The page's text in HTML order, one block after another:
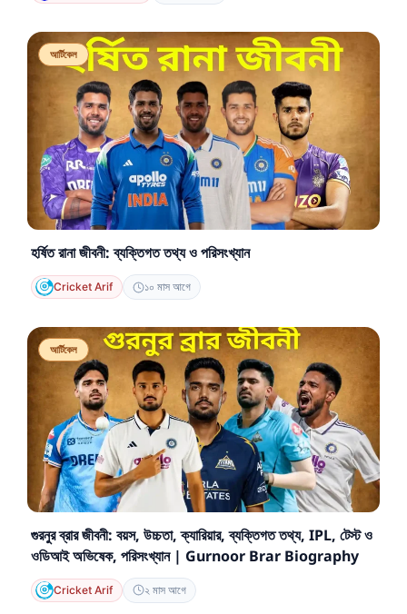
আর্টিকেল
হর্ষিত রানা জীবনী: ব্যক্তিগত তথ্য ও পরিসংখ্যান
Cricket Arif ১০ মাস আগে
আর্টিকেল
গুরনুর ব্রার জীবনী: বয়স, উচ্চতা, ক্যারিয়ার, ব্যক্তিগত তথ্য, IPL, টেস্ট ও
ওডিআই অভিষেক, পরিসংখ্যান | Gurnoor Brar Biography
Cricket Arif ২ মাস আগে